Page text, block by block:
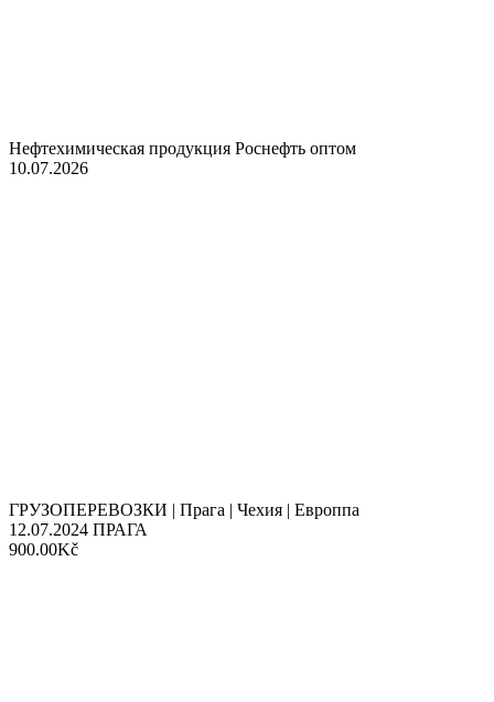
Нефтехимическая продукция Роснефть оптом
10.07.2026
ГРУЗОПЕРЕВОЗКИ | Прага | Чехия | Европпа
12.07.2024 ПРАГА
900.00Kč